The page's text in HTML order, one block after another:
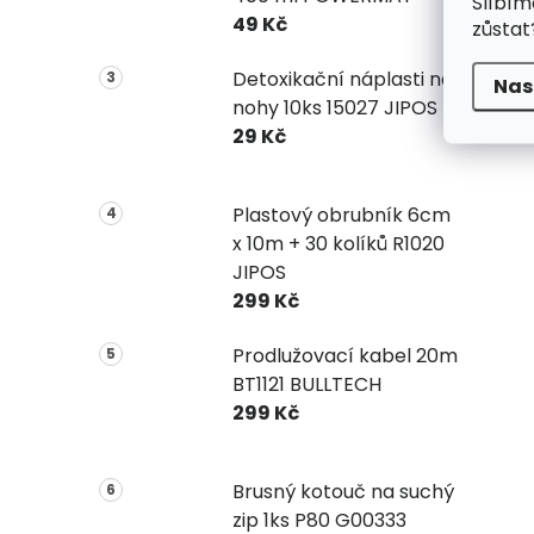
49 Kč
Detoxikační náplasti na
nohy 10ks 15027 JIPOS
29 Kč
Plastový obrubník 6cm
x 10m + 30 kolíků R1020
JIPOS
299 Kč
Prodlužovací kabel 20m
BT1121 BULLTECH
299 Kč
Brusný kotouč na suchý
zip 1ks P80 G00333